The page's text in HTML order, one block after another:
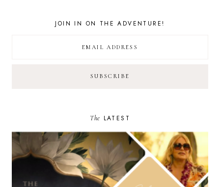
JOIN IN ON THE ADVENTURE!
The LATEST